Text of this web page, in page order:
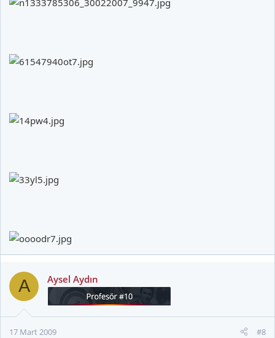
A Aysel Aydın
17 Mart 2009 #8